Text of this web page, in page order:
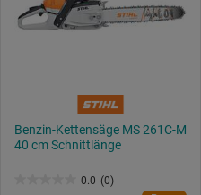
Benzin-Kettensäge MS 261C-M
40 cm Schnittlänge
0.0 (0)